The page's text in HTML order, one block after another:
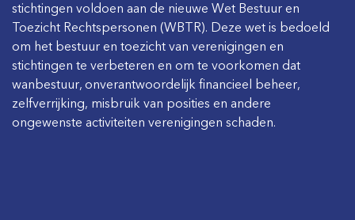
stichtingen voldoen aan de nieuwe Wet Bestuur en
Toezicht Rechtspersonen (WBTR). Deze wet is bedoeld
om het bestuur en toezicht van verenigingen en
stichtingen te verbeteren en om te voorkomen dat
wanbestuur, onverantwoordelijk financieel beheer,
zelfverrijking, misbruik van posities en andere
ongewenste activiteiten verenigingen schaden.